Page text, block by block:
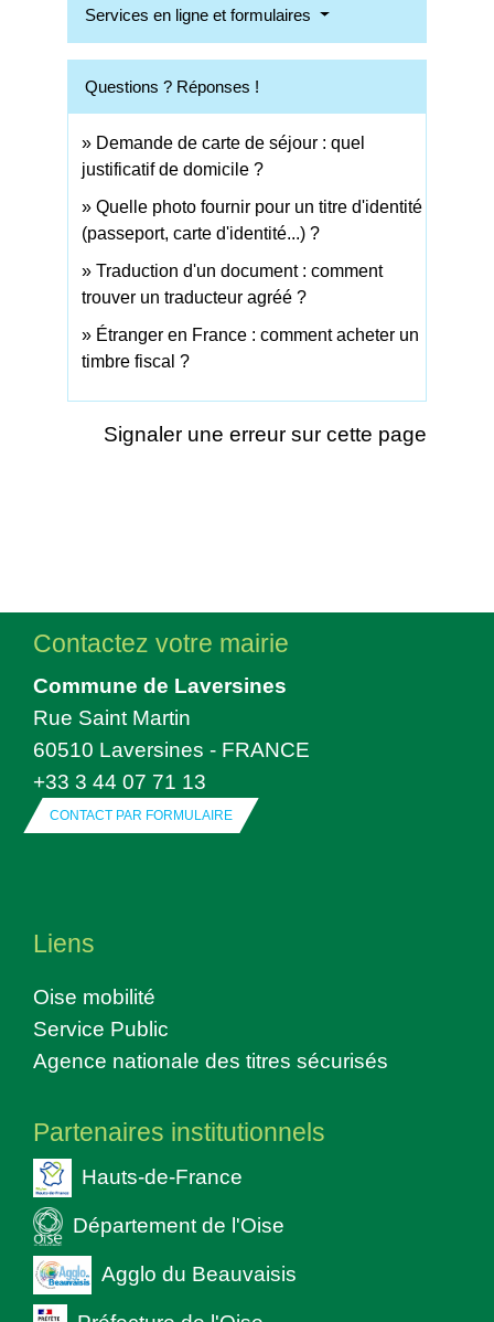
Services en ligne et formulaires
Questions ? Réponses !
Demande de carte de séjour : quel
justificatif de domicile ?
Quelle photo fournir pour un titre d'identité
(passeport, carte d'identité...) ?
Traduction d'un document : comment
trouver un traducteur agréé ?
Étranger en France : comment acheter un
timbre fiscal ?
Signaler une erreur sur cette page
Contactez votre mairie
Commune de Laversines
Rue Saint Martin
60510 Laversines - FRANCE
+33 3 44 07 71 13
CONTACT PAR FORMULAIRE
Liens
Oise mobilité
Service Public
Agence nationale des titres sécurisés
Partenaires institutionnels
Hauts-de-France
Département de l'Oise
Agglo du Beauvaisis